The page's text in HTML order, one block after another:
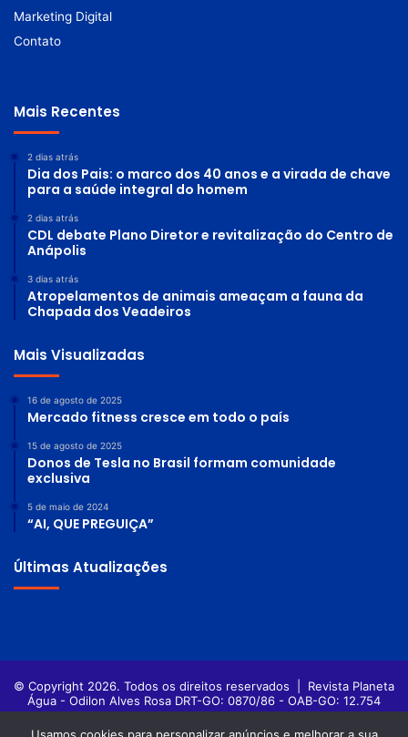
Marketing Digital
Contato
Mais Recentes
2 dias atrás
Dia dos Pais: o marco dos 40 anos e a virada de chave
para a saúde integral do homem
2 dias atrás
CDL debate Plano Diretor e revitalização do Centro de
Anápolis
3 dias atrás
Atropelamentos de animais ameaçam a fauna da
Chapada dos Veadeiros
Mais Visualizadas
16 de agosto de 2025
Mercado fitness cresce em todo o país
15 de agosto de 2025
Donos de Tesla no Brasil formam comunidade
exclusiva
5 de maio de 2024
“AI, QUE PREGUIÇA”
Últimas Atualizações
© Copyright 2026. Todos os direitos reservados | Revista Planeta
Água - Odilon Alves Rosa DRT-GO: 0870/86 - OAB-GO: 12.754